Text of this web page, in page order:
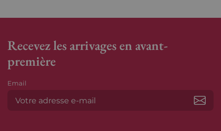
Recevez les arrivages en avant-
première
Email